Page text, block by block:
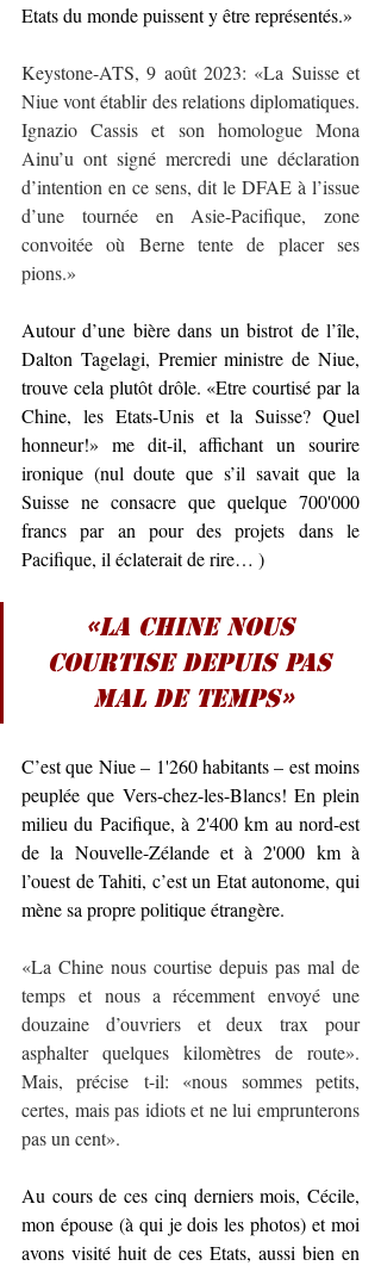
Etats du monde puissent y être représentés.»
Keystone-ATS, 9 août 2023: «La Suisse et
Niue vont établir des relations diplomatiques.
Ignazio Cassis et son homologue Mona
Ainu’u ont signé mercredi une déclaration
d’intention en ce sens, dit le DFAE à l’issue
d’une tournée en Asie-Pacifique, zone
convoitée où Berne tente de placer ses
pions.»
Autour d’une bière dans un bistrot de l’île,
Dalton Tagelagi, Premier ministre de Niue,
trouve cela plutôt drôle. «Etre courtisé par la
Chine, les Etats-Unis et la Suisse? Quel
honneur!» me dit-il, affichant un sourire
ironique (nul doute que s’il savait que la
Suisse ne consacre que quelque 700'000
francs par an pour des projets dans le
Pacifique, il éclaterait de rire… )
«La Chine nous
courtise depuis pas
mal de temps»
C’est que Niue – 1'260 habitants – est moins
peuplée que Vers-chez-les-Blancs! En plein
milieu du Pacifique, à 2'400 km au nord-est
de la Nouvelle-Zélande et à 2'000 km à
l’ouest de Tahiti, c’est un Etat autonome, qui
mène sa propre politique étrangère.
«La Chine nous courtise depuis pas mal de
temps et nous a récemment envoyé une
douzaine d’ouvriers et deux trax pour
asphalter quelques kilomètres de route».
Mais, précise t-il: «nous sommes petits,
certes, mais pas idiots et ne lui emprunterons
pas un cent».
Au cours de ces cinq derniers mois, Cécile,
mon épouse (à qui je dois les photos) et moi
avons visité huit de ces Etats, aussi bien en